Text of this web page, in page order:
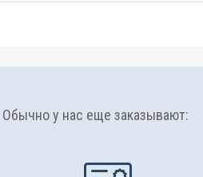
Обычно у нас еще заказывают: